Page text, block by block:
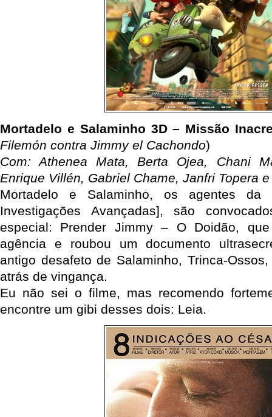
Mortadelo e Salaminho 3D – Missão
Filemón contra Jimmy el Cachondo)
Com: Athenea Mata, Berta Ojea, Chani
Enrique Villén, Gabriel Chame, Janfri Topera
Mortadelo e Salaminho, os agentes da
Investigações Avançadas], são
especial: Prender Jimmy – O Doidão,
agência e roubou um documento
antigo desafeto de Salaminho, Trinca-
atrás de vingança.
Eu não sei o filme, mas recomendo
encontre um gibi desses dois: Leia.